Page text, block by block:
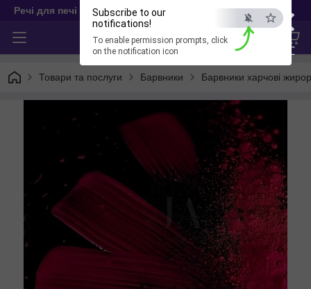
×
ESC
Subscribe to our
notifications!
To enable permission prompts, click
on the notification icon
Речі для печі
Товари та послуги Барвники Барвники харчові